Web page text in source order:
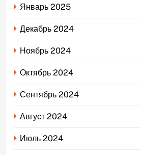
Январь 2025
Декабрь 2024
Ноябрь 2024
Октябрь 2024
Сентябрь 2024
Август 2024
Июль 2024